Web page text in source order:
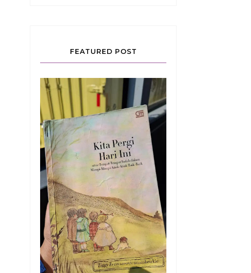
FEATURED POST